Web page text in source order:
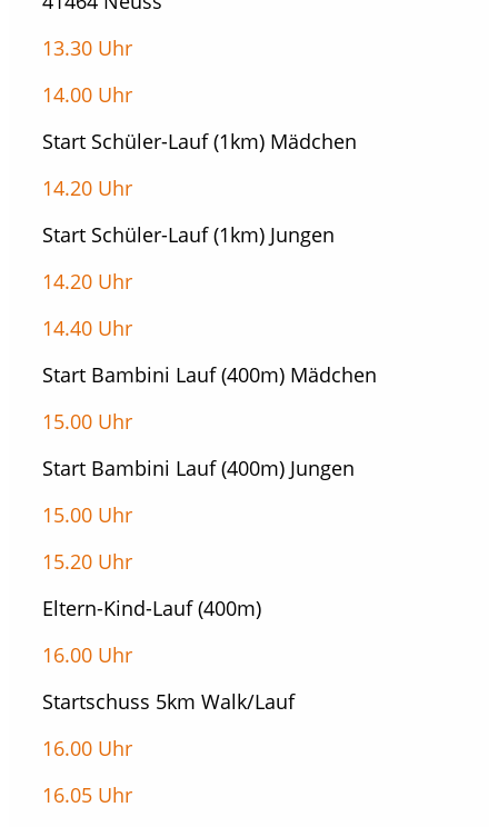
13.30 Uhr
14.00 Uhr
Start Schüler-Lauf (1km) Mädchen
14.20 Uhr
Start Schüler-Lauf (1km) Jungen
14.20 Uhr
14.40 Uhr
Start Bambini Lauf (400m) Mädchen
15.00 Uhr
Start Bambini Lauf (400m) Jungen
15.00 Uhr
15.20 Uhr
Eltern-Kind-Lauf (400m)
16.00 Uhr
Startschuss 5km Walk/Lauf
16.00 Uhr
16.05 Uhr